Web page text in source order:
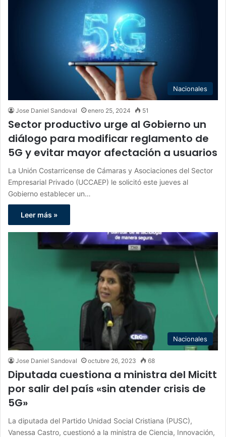
Nacionales
Jose Daniel Sandoval enero 25, 2024 51
Sector productivo urge al Gobierno un
diálogo para modificar reglamento de
5G y evitar mayor afectación a usuarios
La Unión Costarricense de Cámaras y Asociaciones del Sector
Empresarial Privado (UCCAEP) le solicitó este jueves al
Gobierno establecer un…
Leer más »
Nacionales
Jose Daniel Sandoval octubre 26, 2023 68
Diputada cuestiona a ministra del Micitt
por salir del país «sin atender crisis de
5G»
La diputada del Partido Unidad Social Cristiana (PUSC),
Vanessa Castro, cuestionó a la ministra de Ciencia, Innovación,